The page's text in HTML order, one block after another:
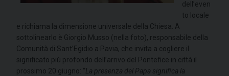
dell’even
to locale
e richiama la dimensione universale della Chiesa. A
sottolinearlo è Giorgio Musso (nella foto), responsabile della
Comunità di Sant’Egidio a Pavia, che invita a cogliere il
significato più profondo dell’arrivo del Pontefice in città il
prossimo 20 giugno: “La presenza del Papa significa la